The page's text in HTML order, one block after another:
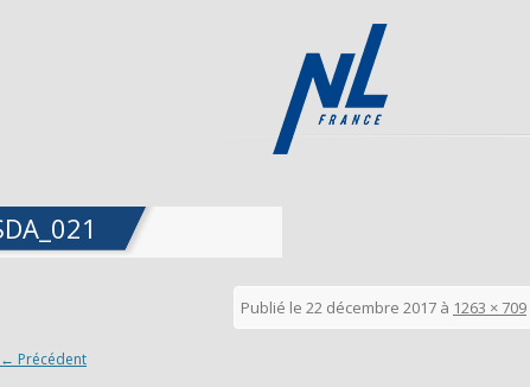
Publié le 22 décembre 2017 à 1263 × 709
← Précédent